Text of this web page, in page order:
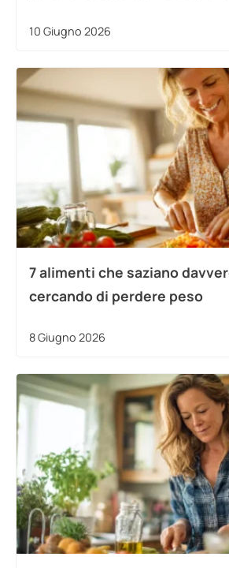
10 Giugno 2026
7 alimenti che saziano
cercando di perdere peso
8 Giugno 2026